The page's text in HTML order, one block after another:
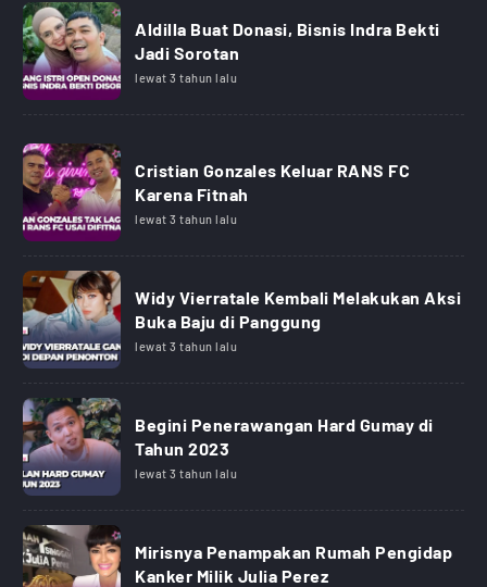
Aldilla Buat Donasi, Bisnis Indra Bekti
Jadi Sorotan
lewat 3 tahun lalu
Cristian Gonzales Keluar RANS FC
Karena Fitnah
lewat 3 tahun lalu
Widy Vierratale Kembali Melakukan Aksi
Buka Baju di Panggung
lewat 3 tahun lalu
Begini Penerawangan Hard Gumay di
Tahun 2023
lewat 3 tahun lalu
Mirisnya Penampakan Rumah Pengidap
Kanker Milik Julia Perez